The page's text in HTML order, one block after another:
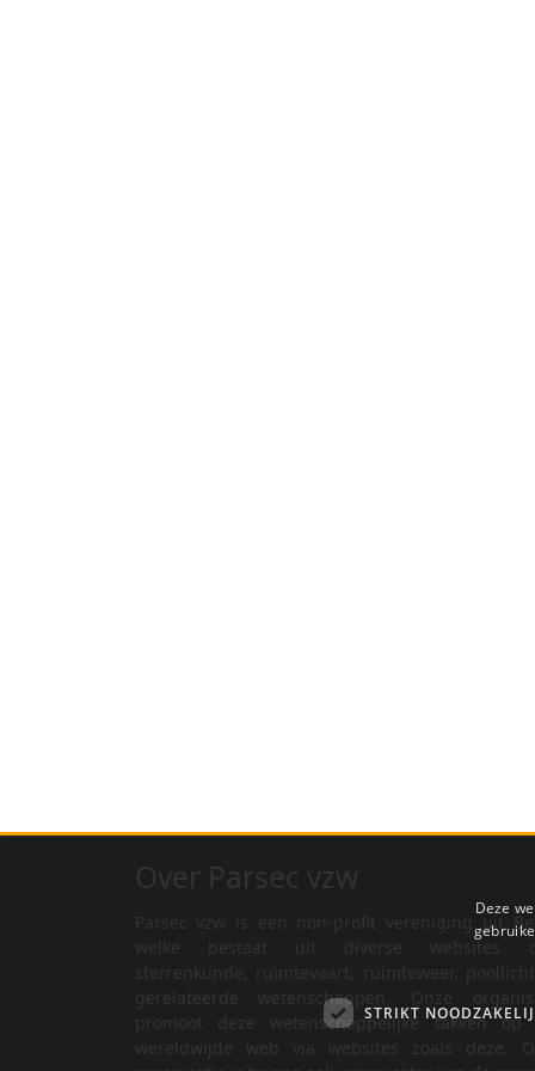
Parsec vzw is een non-profit vereniging uit
welke bestaat uit diverse websites
gerelateerde wetenschappen. Onze
promoot deze wetenschappelijke takken op
Deze
STRIKT